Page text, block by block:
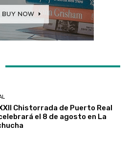
Chistorrada de Puerto Real
el 8 de agosto en La